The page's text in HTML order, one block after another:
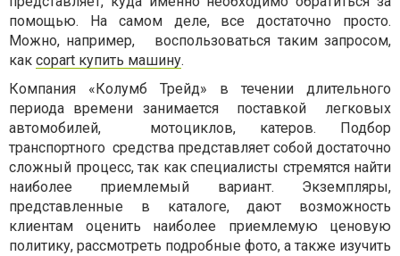
помощью. На самом деле, все достаточно просто.
Можно, например, воспользоваться таким запросом,
как copart купить машину.
Компания «Колумб Трейд» в течении длительного
периода времени занимается поставкой легковых
автомобилей, мотоциклов, катеров. Подбор
транспортного средства представляет собой достаточно
сложный процесс, так как специалисты стремятся найти
наиболее приемлемый вариант. Экземпляры,
представленные в каталоге, дают возможность
клиентам оценить наиболее приемлемую ценовую
политику, рассмотреть подробные фото, а также изучить